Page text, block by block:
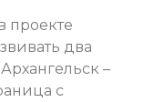
проекте
два
–
с